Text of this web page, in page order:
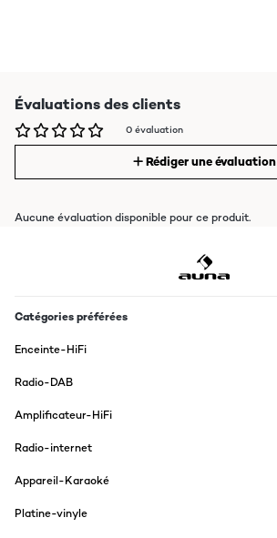
Évaluations des clients
0 évaluation
Rédiger une évaluation
Aucune évaluation disponible pour ce produit.
Catégories préférées
Enceinte-HiFi
Radio-DAB
Amplificateur-HiFi
Radio-internet
Appareil-Karaoké
Platine-vinyle